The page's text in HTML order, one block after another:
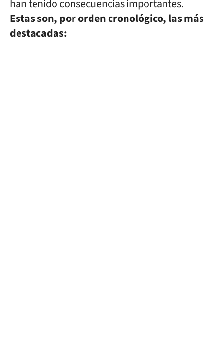
han tenido consecuencias importantes.
Estas son, por orden cronológico, las más
destacadas: